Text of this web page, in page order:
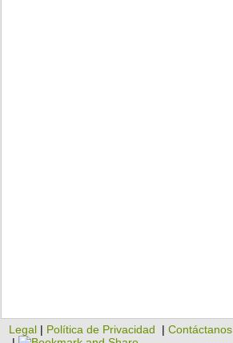
Legal | Política de Privacidad |Contáctanos